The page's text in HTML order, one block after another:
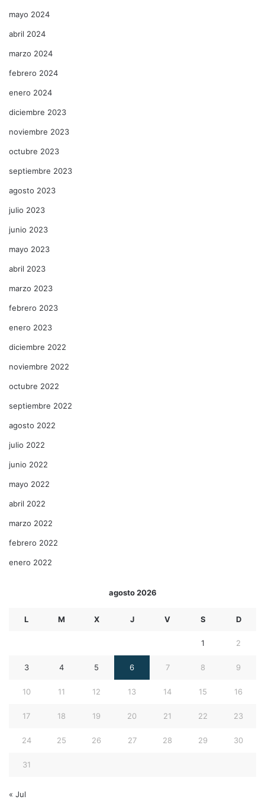
mayo 2024
abril 2024
marzo 2024
febrero 2024
enero 2024
diciembre 2023
noviembre 2023
octubre 2023
septiembre 2023
agosto 2023
julio 2023
junio 2023
mayo 2023
abril 2023
marzo 2023
febrero 2023
enero 2023
diciembre 2022
noviembre 2022
octubre 2022
septiembre 2022
agosto 2022
julio 2022
junio 2022
mayo 2022
abril 2022
marzo 2022
febrero 2022
enero 2022
agosto 2026
L M X J V S D
1 2
3 4 5 6 7 8 9
10 11 12 13 14 15 16
17 18 19 20 21 22 23
24 25 26 27 28 29 30
31
« Jul